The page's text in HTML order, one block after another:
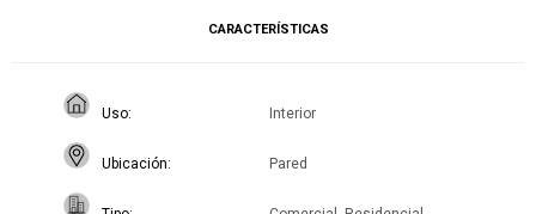
CARACTERÍSTICAS
Uso Interior
Ubicación Pared